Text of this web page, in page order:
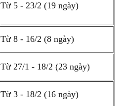
Từ 5 - 23/2 (19 ngày)
Từ 8 - 16/2 (8 ngày)
Từ 27/1 - 18/2 (23 ngày)
Từ 3 - 18/2 (16 ngày)